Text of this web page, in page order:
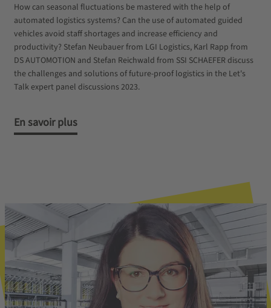
How can seasonal fluctuations be mastered with the help of
automated logistics systems? Can the use of automated guided
vehicles avoid staff shortages and increase efficiency and
productivity? Stefan Neubauer from LGI Logistics, Karl Rapp from
DS AUTOMOTION and Stefan Reichwald from SSI SCHAEFER discuss
the challenges and solutions of future-proof logistics in the Let's
Talk expert panel discussions 2023.
En savoir plus